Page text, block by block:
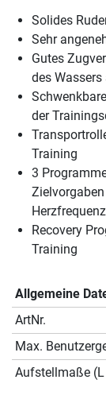
Solides
Sehr
Gutes
des
der
Training
3
Zielvorgaben
Recovery
Training
Allgemeine
ArtNr.
Max.
Aufstellmaße (L